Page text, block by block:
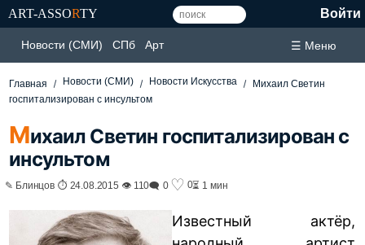
ART-ASSORTY Войти
Новости (СМИ) СПб Арт ☰ Меню
Главная Новости (СМИ) Новости Искусства
Михаил Светин
госпитализирован с инсультом
Михаил Светин госпитализирован с
инсультом
✎ Блинцов ⏱ 24.08.2015 👁 110🗨 0 ♡ 0⏳ 1 мин
Известный актёр,